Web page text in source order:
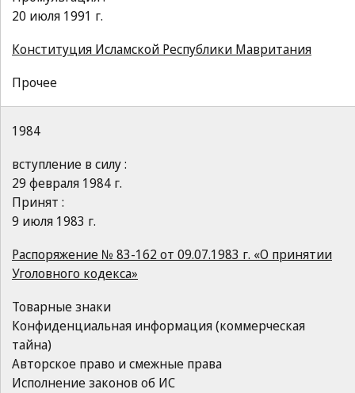
20 июля 1991 г.
Конституция Исламской Республики Мавритания
Прочее
1984
вступление в силу :
29 февраля 1984 г.
Принят :
9 июля 1983 г.
Распоряжение № 83-162 от 09.07.1983 г. «О принятии
Уголовного кодекса»
Товарные знаки
Конфиденциальная информация (коммерческая
тайна)
Авторское право и смежные права
Исполнение законов об ИС